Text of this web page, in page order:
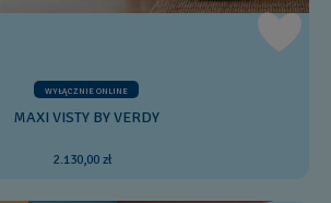
WYŁĄCZNIE ONLINE
MAXI VISTY BY VERDY
2.130,00 zł